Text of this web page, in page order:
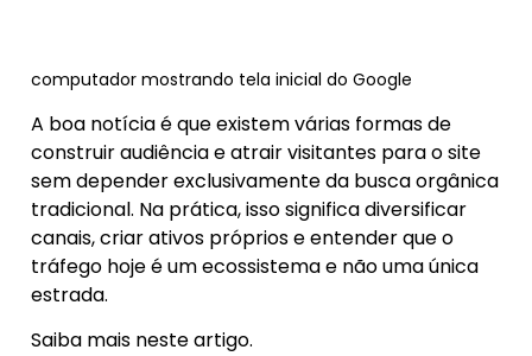
computador mostrando tela inicial do Google
A boa notícia é que existem várias formas de
construir audiência e atrair visitantes para o site
sem depender exclusivamente da busca orgânica
tradicional. Na prática, isso significa diversificar
canais, criar ativos próprios e entender que o
tráfego hoje é um ecossistema e não uma única
estrada.
Saiba mais neste artigo.